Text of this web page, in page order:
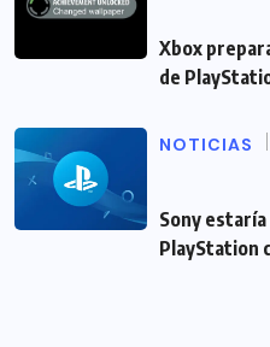
Xbox
de
NOTICIAS
Sony
PlayStation